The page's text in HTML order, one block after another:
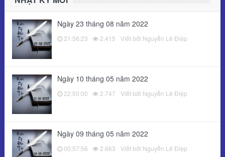
Ngày 23 tháng 08 năm 2022
21:56:23 2.415 Viết bởi Nguyễn Lê Điệp
Ngày 10 tháng 05 năm 2022
22:50:00 2.747 Viết bởi Nguyễn Lê Điệp
Ngày 09 tháng 05 năm 2022
00:57:56 2.663 Viết bởi Nguyễn Lê Điệp